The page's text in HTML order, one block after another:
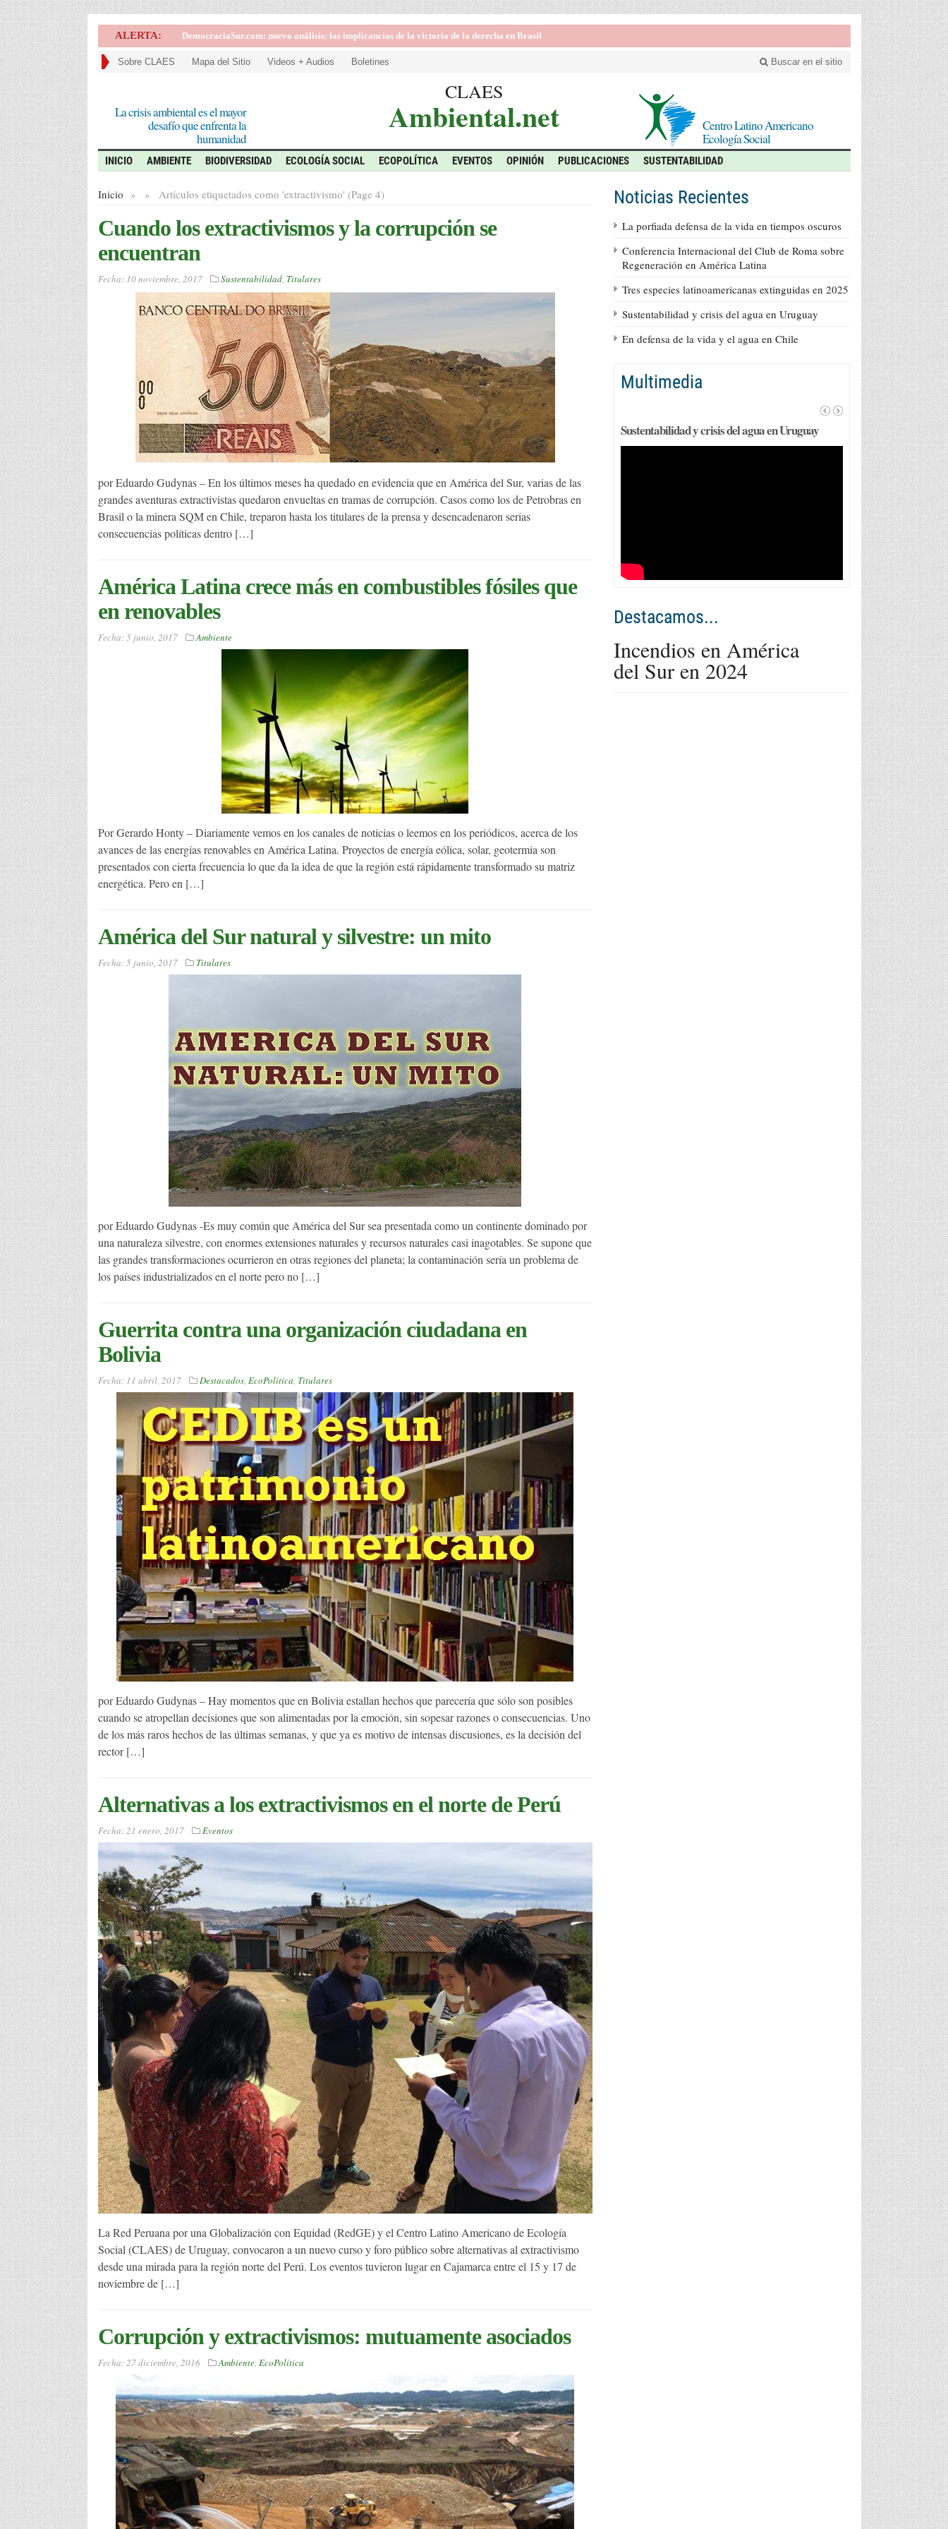
ALERTA: Extractivismo.com: visitá la biblioteca sobre impactos y alternativas del extractivismo en América Latina
Sobre CLAES Mapa del Sitio Videos + Audios Boletines Buscar en el sitio
La crisis ambiental es el mayor
desafío que enfrenta la
humanidad
CLAES
Ambiental.net
Centro Latino Americano
Ecología Social
INICIO AMBIENTE BIODIVERSIDAD ECOLOGÍA SOCIAL ECOPOLÍTICA EVENTOS OPINIÓN PUBLICACIONES SUSTENTABILIDAD
Inicio » Artículos etiquetados como '
» extractivismo' (Page 4)
Cuando los extractivismos y la corrupción se
encuentran
Fecha: 10 noviembre, 2017 Sustentabilidad, Titulares
por Eduardo Gudynas – En los últimos meses ha quedado en evidencia que en América del Sur, varias de las
grandes aventuras extractivistas quedaron envueltas en tramas de corrupción. Casos como los de Petrobras en
Brasil o la minera SQM en Chile, treparon hasta los titulares de la prensa y desencadenaron serias
consecuencias políticas dentro […]
América Latina crece más en combustibles fósiles que
en renovables
Fecha:5 junio, 2017 Ambiente
Por Gerardo Honty – Diariamente vemos en los canales de noticias o leemos en los periódicos, acerca de los
avances de las energías renovables en América Latina. Proyectos de energía eólica, solar, geotermia son
presentados con cierta frecuencia lo que da la idea de que la región está rápidamente transformado su matriz
energética. Pero en […]
América del Sur natural y silvestre: un mito
Fecha:5 junio, 2017 Titulares
por Eduardo Gudynas -Es muy común que América del Sur sea presentada como un continente dominado por
una naturaleza silvestre, con enormes extensiones naturales y recursos naturales casi inagotables. Se supone que
las grandes transformaciones ocurrieron en otras regiones del planeta; la contaminación sería un problema de
los países industrializados en el norte pero no […]
Guerrita contra una organización ciudadana en
Bolivia
Fecha: 11 abril, 2017 Destacados, EcoPolítica, Titulares
por Eduardo Gudynas – Hay momentos que en Bolivia estallan hechos que parecería que sólo son posibles
cuando se atropellan decisiones que son alimentadas por la emoción, sin sopesar razones o consecuencias. Uno
de los más raros hechos de las últimas semanas, y que ya es motivo de intensas discusiones, es la decisión del
rector […]
Alternativas a los extractivismos en el norte de Perú
Fecha:21 enero, 2017 Eventos
La Red Peruana por una Globalización con Equidad (RedGE) y el Centro Latino Americano de Ecología
Social (CLAES) de Uruguay, convocaron a un nuevo curso y foro público sobre alternativas al extractivismo
desde una mirada para la región norte del Perú. Los eventos tuvieron lugar en Cajamarca entre el 15 y 17 de
noviembre de […]
Corrupción y extractivismos: mutuamente asociados
Fecha:27 diciembre, 2016 Ambiente, EcoPolítica
Noticias Recientes
La porfiada defensa de la vida en tiempos oscuros
Conferencia Internacional del Club de Roma sobre
Regeneración en América Latina
Tres especies latinoamericanas extinguidas en 2025
Sustentabilidad y crisis del agua en Uruguay
En defensa de la vida y el agua en Chile
Multimedia
Sustentabilidad y crisis del agua en Uruguay
Destacamos...
Incendios en América
del Sur en 2024